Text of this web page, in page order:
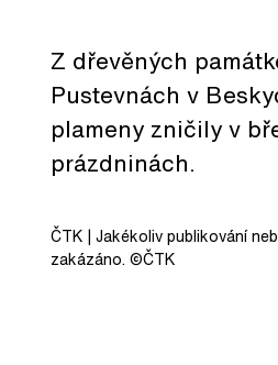
Z dřevěných
Pustevnách v
plameny zničily v
prázdninách.
ČTK | Jakékoliv publikování
zakázáno. ©ČTK